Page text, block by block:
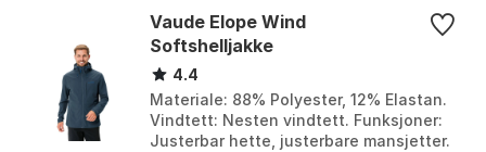
Vaude Elope Wind
Softshelljakke
4.4
Materiale: 88% Polyester, 12% Elastan.
Vindtett: Nesten vindtett. Funksjoner:
Justerbar hette, justerbare mansjetter.